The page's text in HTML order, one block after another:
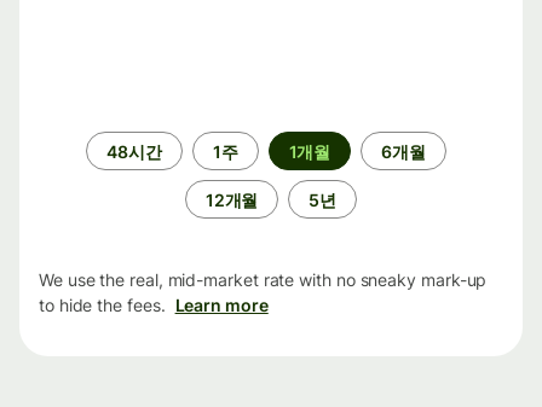
48시간 1주 1개월 6개월
12개월 5년
We use the real, mid-market rate with no sneaky mark-up
to hide the fees. Learn more